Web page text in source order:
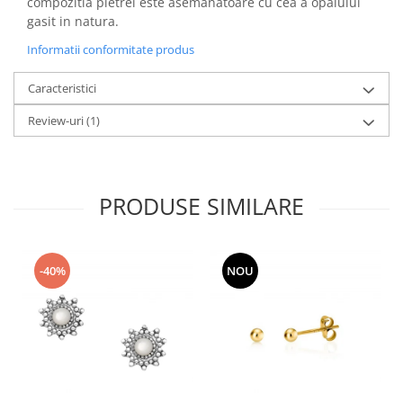
gasit in natura.
Informatii conformitate produs
Caracteristici
Review-uri(1)
PRODUSE SIMILARE
-40% NOU